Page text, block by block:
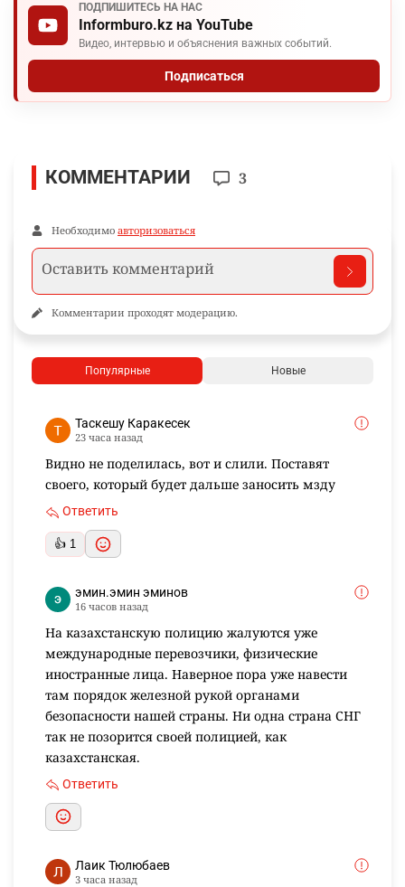
ПОДПИШИТЕСЬ НА НАС
Informburo.kz на YouTube
Видео, интервью и объяснения важных событий.
Подписаться
КОММЕНТАРИИ 3
Необходимо авторизоваться
Комментарии проходят модерацию.
Популярные Новые
Таскешу Каракесек
23 часа назад
Видно не поделилась, вот и слили. Поставят
своего, который будет дальше заносить мзду
Ответить
👍 1
эмин.эмин эминов
16 часов назад
На казахстанскую полицию жалуются уже
международные перевозчики, физические
иностранные лица. Наверное пора уже навести
там порядок железной рукой органами
безопасности нашей страны. Ни одна страна СНГ
так не позорится своей полицией, как
казахстанская.
Ответить
Лаик Тюлюбаев
3 часа назад